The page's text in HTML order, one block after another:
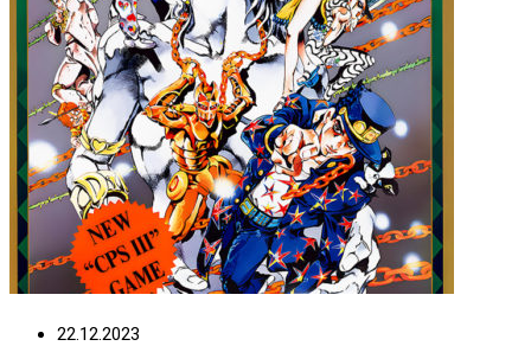
22.12.2023